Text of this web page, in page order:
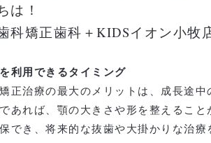
は！
科矯正歯科＋KIDSイオン小牧
利用できるタイミング
正治療の最大のメリットは、成長途
あれば、顎の大きさや形を整えるこ
でき、将来的な抜歯や大掛かりな治療